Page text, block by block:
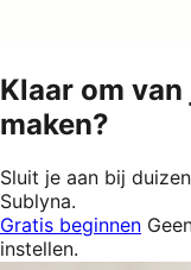
Klaar om
maken?
Sluit je aan bij
Sublyna.
Gratis beginnen
instellen.